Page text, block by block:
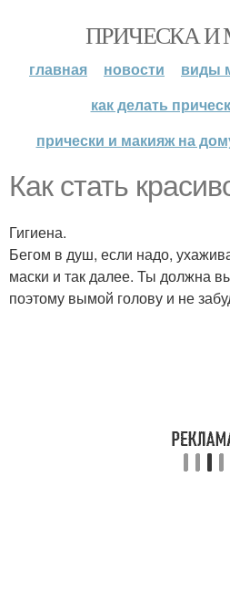
ПРИЧЕСКА
главная новости
виды
как делать
прически и макияж на
Как стать
Гигиена.
Бегом в душ, если надо,
маски и так далее. Ты должна
поэтому вымой голову и не